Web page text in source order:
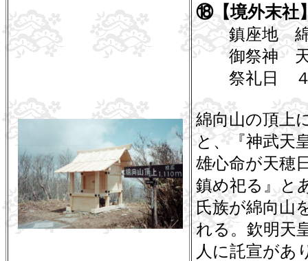
⑱【境外末社
鎮座地 綿
御祭神 天
祭礼日 ４
綿向山の頂上
と、『神武天
雄心命が天穂
鎮め祀る』と
氏族が綿向山
れる。欽明天
人に託宣があ